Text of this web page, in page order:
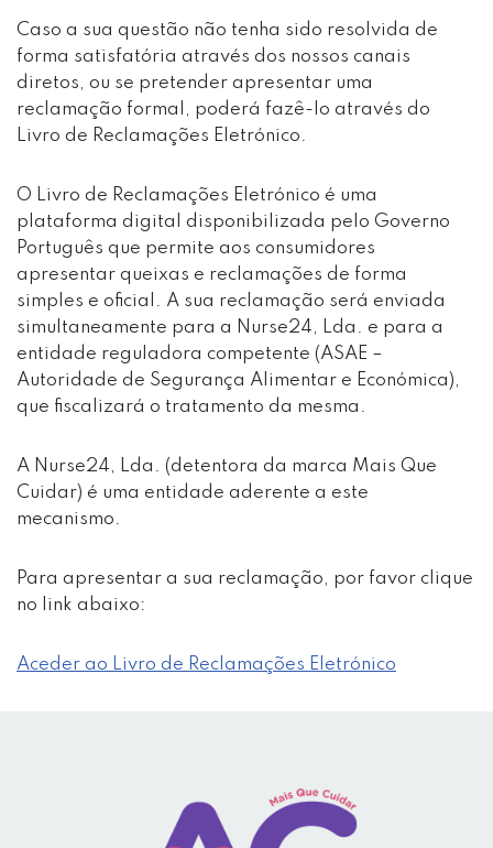
Caso a sua questão não tenha sido resolvida de
forma satisfatória através dos nossos canais
diretos, ou se pretender apresentar uma
reclamação formal, poderá fazê-lo através do
Livro de Reclamações Eletrónico.
O Livro de Reclamações Eletrónico é uma
plataforma digital disponibilizada pelo Governo
Português que permite aos consumidores
apresentar queixas e reclamações de forma
simples e oficial. A sua reclamação será enviada
simultaneamente para a Nurse24, Lda. e para a
entidade reguladora competente (ASAE –
Autoridade de Segurança Alimentar e Económica),
que fiscalizará o tratamento da mesma.
A Nurse24, Lda. (detentora da marca Mais Que
Cuidar) é uma entidade aderente a este
mecanismo.
Para apresentar a sua reclamação, por favor clique
no link abaixo:
Aceder ao Livro de Reclamações Eletrónico